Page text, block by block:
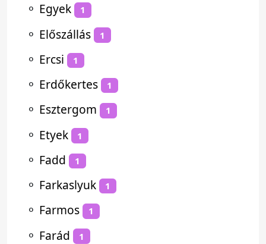
⚬ Egyek 1
⚬ Előszállás 1
⚬ Ercsi 1
⚬ Erdőkertes 1
⚬ Esztergom 1
⚬ Etyek 1
⚬ Fadd 1
⚬ Farkaslyuk 1
⚬ Farmos 1
⚬ Farád 1